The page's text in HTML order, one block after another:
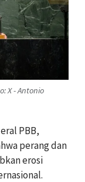
X - Antonio
PBB,
perang dan
erosi